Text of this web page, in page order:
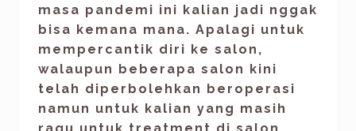
masa pandemi ini kalian jadi nggak
bisa kemana mana. Apalagi untuk
mempercantik diri ke salon,
walaupun beberapa salon kini
telah diperbolehkan beroperasi
namun untuk kalian yang masih